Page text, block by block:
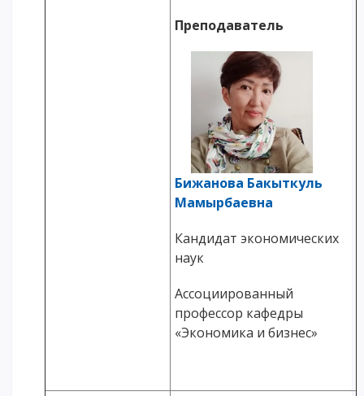
Преподаватель
Бижанова Бакыткуль
Мамырбаевна
Кандидат экономических
наук
Ассоциированный
профессор кафедры
«Экономика и бизнес»